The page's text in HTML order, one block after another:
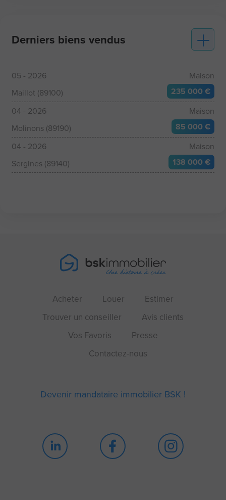
Derniers biens vendus
05 - 2026
Maison
Maillot (89100)
235 000 €
04 - 2026
Maison
Molinons (89190)
85 000 €
04 - 2026
Maison
Sergines (89140)
138 000 €
Acheter Louer
Estimer
Trouver un conseiller
Avis clients
Vos Favoris
Presse
Contactez-nous
Devenir mandataire immobilier BSK !